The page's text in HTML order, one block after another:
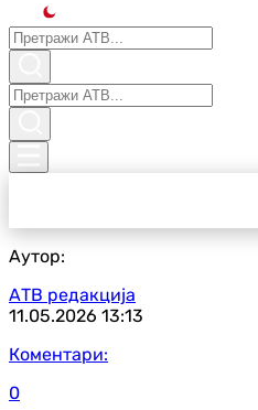
Аутор:
АТВ редакција
11.05.2026 13:13
Коментари:
0